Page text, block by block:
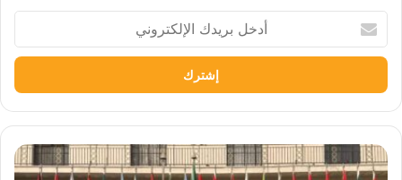
بريدك
الإلكتروني
رئيس
دار